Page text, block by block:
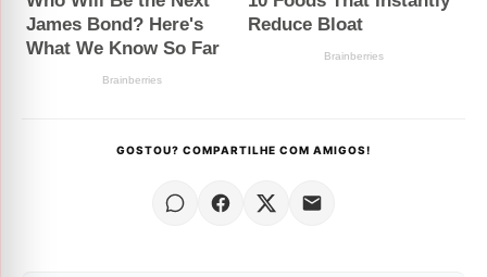
GOSTOU? COMPARTILHE COM AMIGOS!